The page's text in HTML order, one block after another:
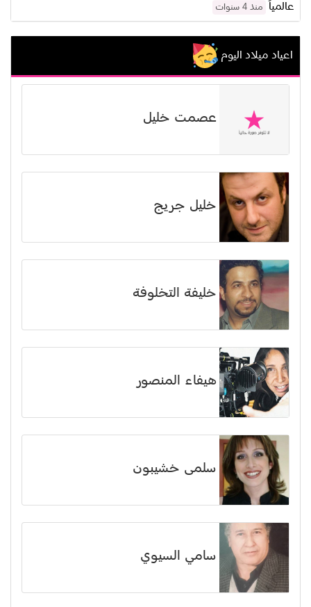
عالمياً
منذ 4 سنوات
اعياد ميلاد اليوم
عصمت خليل
خليل جريج
خليفة التخلوفة
هيفاء المنصور
سلمى خشيبون
سامي السيوي